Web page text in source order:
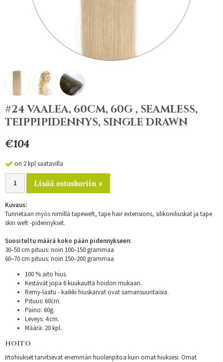
#24 VAALEA, 60CM, 60G , SEAMLESS,
TEIPPIPIDENNYS, SINGLE DRAWN
€104
on 2 kpl saatavilla
Lisää ostoskoriin »
Kuvaus:
Tunnetaan myös nimillä tapeweft, tape hair extensions, silikoniliuskat ja tape
skin weft -pidennykset.
Suositeltu määrä koko pään pidennykseen:
30–50 cm pituus: noin 100–150 grammaa
60–70 cm pituus: noin 150–200 grammaa
100 % aito hius.
Kestävät jopa 6 kuukautta hoidon mukaan.
Remy-laatu - kaikki hiuskarvat ovat samansuuntaisia.
Pituus: 60cm.
Paino: 60g.
Leveys: 4 cm.
Määrä: 20 kpl.
HOITO
Irtohiukset tarvitsevat enemmän huolenpitoa kuin omat hiuksesi. Omat